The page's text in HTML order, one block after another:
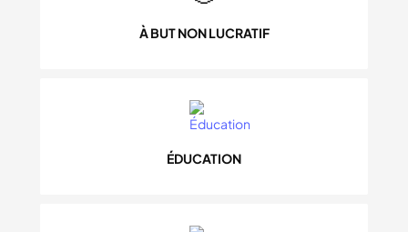
À BUT NON LUCRATIF
ÉDUCATION